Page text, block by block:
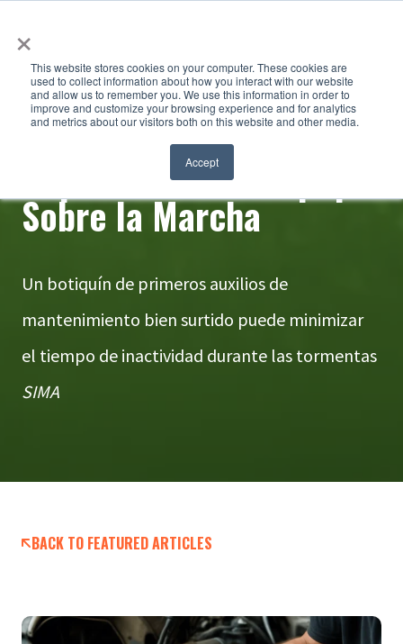
×
This website stores cookies on your computer. These cookies are
used to collect information about how you interact with our website
and allow us to remember you. We use this information in order to
improve and customize your browsing experience and for analytics
and metrics about our visitors both on this website and other media.
Accept
Reparaciones de Equipo
Sobre la Marcha
Un botiquín de primeros auxilios de
mantenimiento bien surtido puede minimizar
el tiempo de inactividad durante las tormentas
SIMA
BACK TO FEATURED ARTICLES